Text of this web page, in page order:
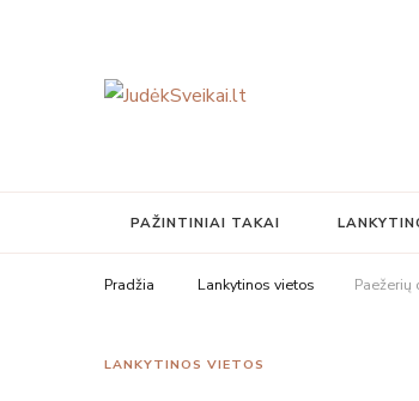
PAŽINTINIAI TAKAI
Pradžia Lankytinos vietos Paežerių
LANKYTINOS VIETOS